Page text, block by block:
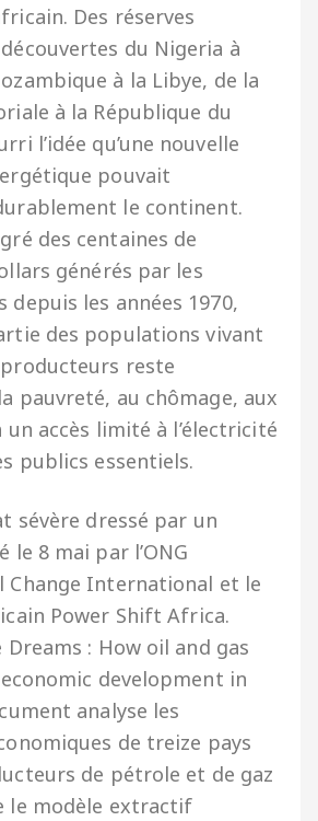
Des réserves
du Nigeria à
à la Libye, de la
à la République du
l’idée qu’une nouvelle
pouvait
le continent.
des centaines de
générés par les
depuis les années 1970,
des populations vivant
reste
pauvreté, au chômage, aux
accès limité à l’électricité
publics essentiels.
sévère dressé par un
8 mai par l’ONG
Change International et le
Power Shift Africa.
: How oil and gas
development in
analyse les
de treize pays
de pétrole et de gaz
le modèle extractif